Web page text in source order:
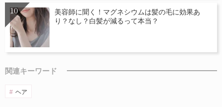
美容師に聞く！マグネシウムは髪の毛に効果あ
り？なし？白髪が減るって本当？
関連キーワード
ヘア